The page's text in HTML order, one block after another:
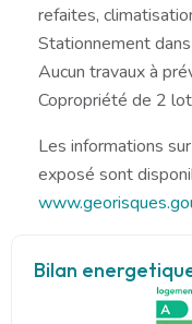
refaites,
Stationnement
Aucun travaux à
Copropriété de 2
Les informations
exposé sont
Bilan